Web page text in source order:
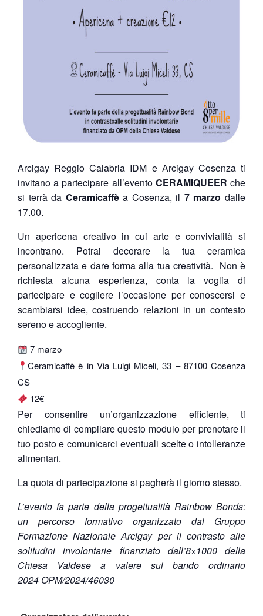
Arcigay Reggio Calabria IDM e Arcigay Cosenza ti
invitano a partecipare all’evento CERAMIQUEER che
si terrà da Ceramicaffèa Cosenza, il 7 marzo dalle
17.00.
Un apericena creativo in cui arte e convivialità si
incontrano. Potrai decorare la tua ceramica
personalizzata e dare forma alla tua creatività. Non è
richiesta alcuna esperienza, conta la voglia di
partecipare e cogliere l’occasione per conoscersi e
scambiarsi idee, costruendo relazioni in un contesto
sereno e accogliente.
7 marzo
Ceramicaffè è in Via Luigi Miceli, 33 – 87100 Cosenza
CS
12€
Per consentire un’organizzazione efficiente, ti
chiediamo di compilarequesto moduloper prenotare il
tuo posto e comunicarci eventuali scelte o intolleranze
alimentari.
La quota di partecipazione si pagherà il giorno stesso.
L’evento fa parte della progettualità Rainbow Bonds:
un percorso formativo organizzato dal Gruppo
Formazione Nazionale Arcigay per il contrasto alle
solitudini involontarie finanziato dall’8×1000 della
Chiesa Valdese a valere sul bando ordinario
2024 OPM/2024/46030